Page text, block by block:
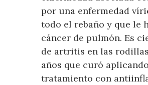
por una enfermedad
todo el rebaño y que le
cáncer de pulmón. Es
de artritis en las
años que curó
tratamiento con